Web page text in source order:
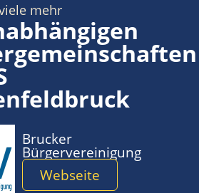
mehr
Brucker
Bürgervereinigung
Webseite